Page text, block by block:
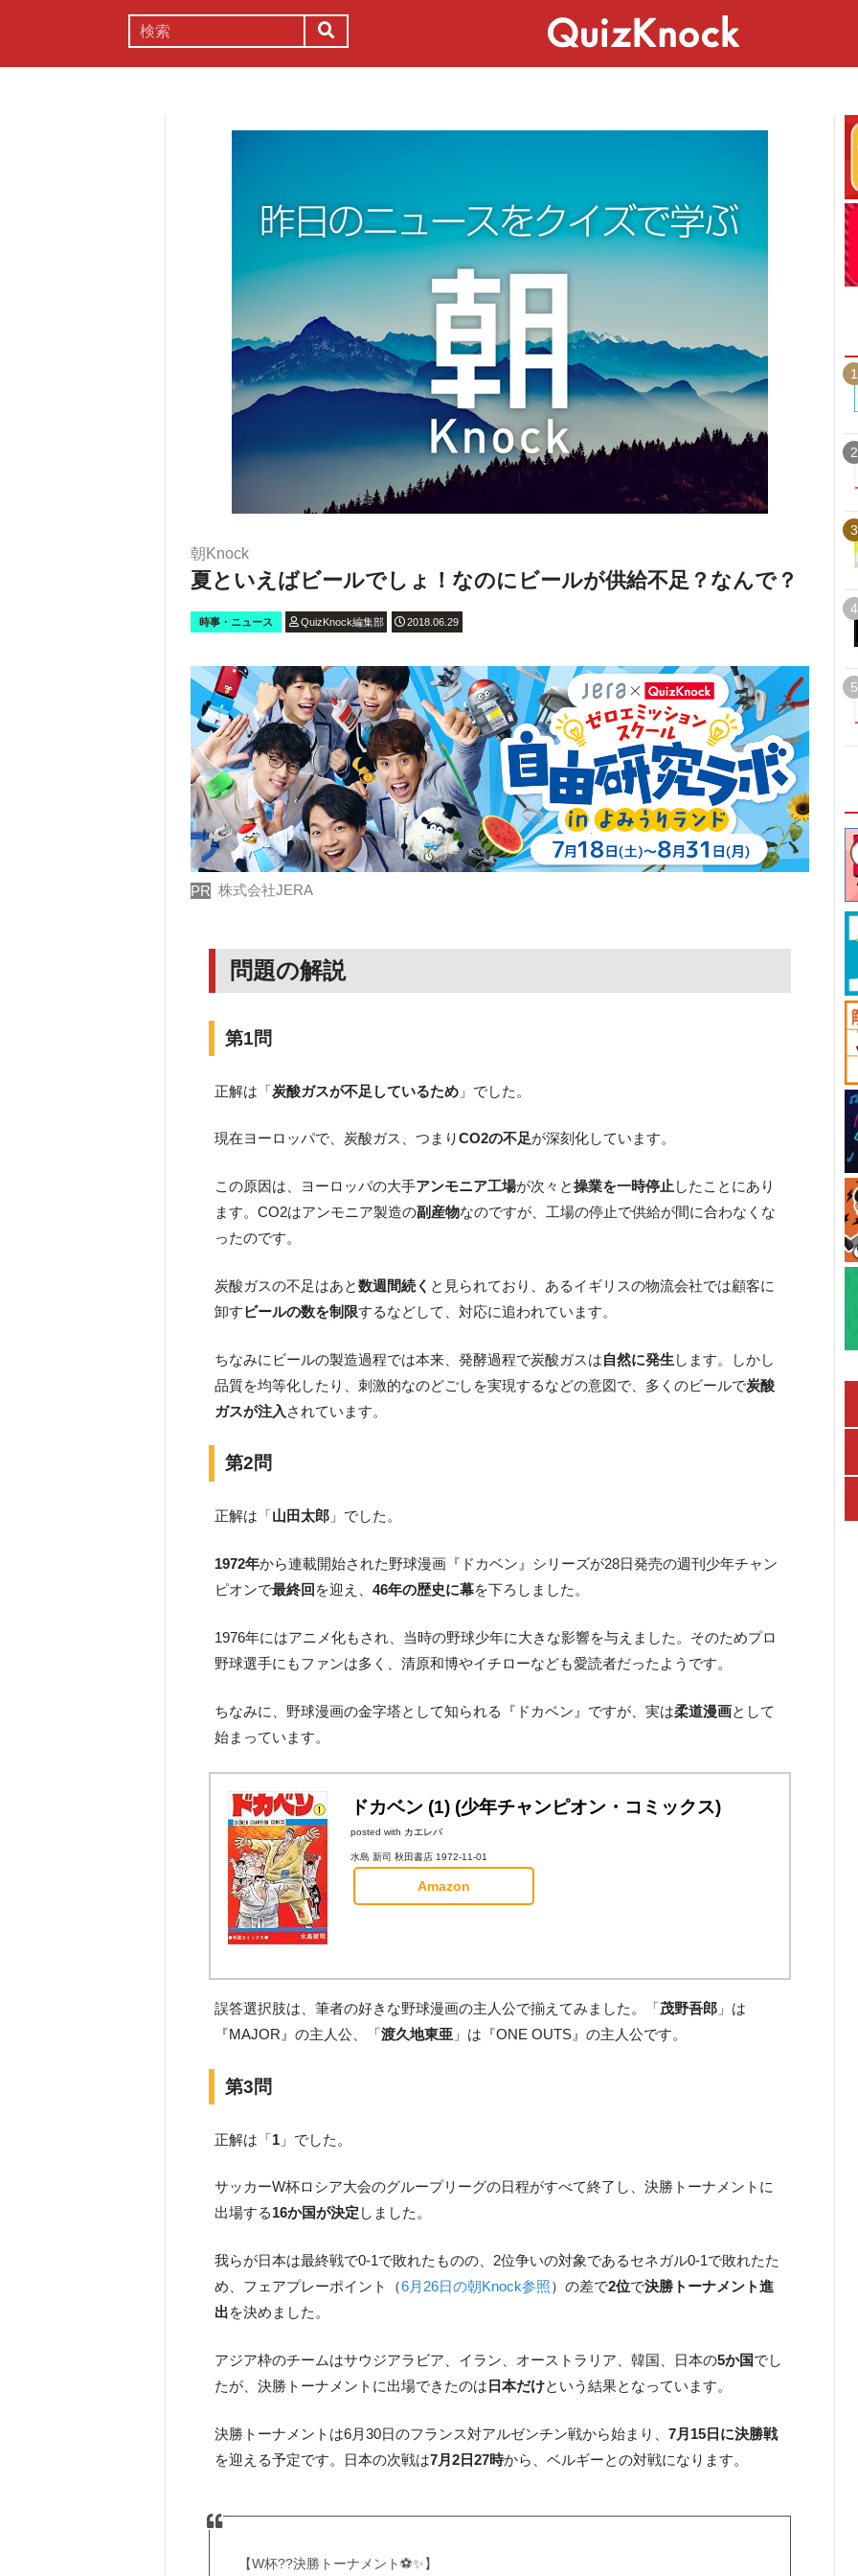
朝Knock
夏といえばビールでしょ！なのにビールが供給不足？なんで？
時事・ニュース QuizKnock編集部 2018.06.29
PR 株式会社JERA
問題の解説
第1問
正解は「炭酸ガスが不足しているため 」でした。
現在ヨーロッパで、炭酸ガス、つまりCO2の不足が深刻化しています。
この原因は、ヨーロッパの大手アンモニア工場が次々と操業を一時停止 したことにあり
ます。CO2はアンモニア製造の副産物なのですが、工場の停止で供給が間に合わなくな
ったのです。
炭酸ガスの不足はあと数週間続く と見られており、あるイギリスの物流会社では顧客に
卸すビールの数を制限するなどして、対応に追われています。
ちなみにビールの製造過程では本来、発酵過程で炭酸ガスは自然に発生 します。しかし
品質を均等化したり、刺激的なのどごしを実現するなどの意図で、多くのビールで炭酸
ガスが注入 されています。
第2問
正解は「山田太郎 」でした。
1972年から連載開始された野球漫画『ドカベン』シリーズが28日発売の週刊少年チャン
ピオンで最終回 を迎え、46年の歴史に幕を下ろしました。
1976年にはアニメ化もされ、当時の野球少年に大きな影響を与えました。そのためプロ
野球選手にもファンは多く、清原和博やイチローなども愛読者だったようです。
ちなみに、野球漫画の金字塔として知られる『ドカベン』ですが、実は柔道漫画として
始まっています。
ドカベン (1) (少年チャンピオン・コミックス)
posted with カエレバ
水島 新司 秋田書店 1972-11-01
Amazon
誤答選択肢は、筆者の好きな野球漫画の主人公で揃えてみました。「茂野吾郎 」は
『MAJOR』の主人公、「渡久地東亜 」は『ONE OUTS』の主人公です。
第3問
正解は「1 」でした。
サッカーW杯ロシア大会のグループリーグの日程がすべて終了し、決勝トーナメントに
出場する16か国が決定 しました。
我らが日本は最終戦で0-1で敗れたものの、2位争いの対象であるセネガル0-1で敗れたた
め、フェアプレーポイント（6月26日の朝Knock参照）の差で2位で決勝トーナメント進
出を決めました。
アジア枠のチームはサウジアラビア、イラン、オーストラリア、韓国、日本の5か国でし
たが、決勝トーナメントに出場できたのは 日本だけという結果となっています。
決勝トーナメントは6月30日のフランス対アルゼンチン戦から始まり、7月15日に決勝戦
を迎える予定です。日本の次戦は7月2日27時から、ベルギーとの対戦になります。
【W杯??決勝トーナメント⚽️✨】
1
2
3
4
5